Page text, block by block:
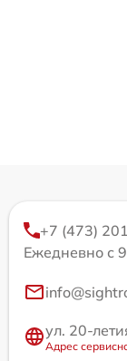
+7 (473)
Ежедневно с
ул. 20-
Адрес